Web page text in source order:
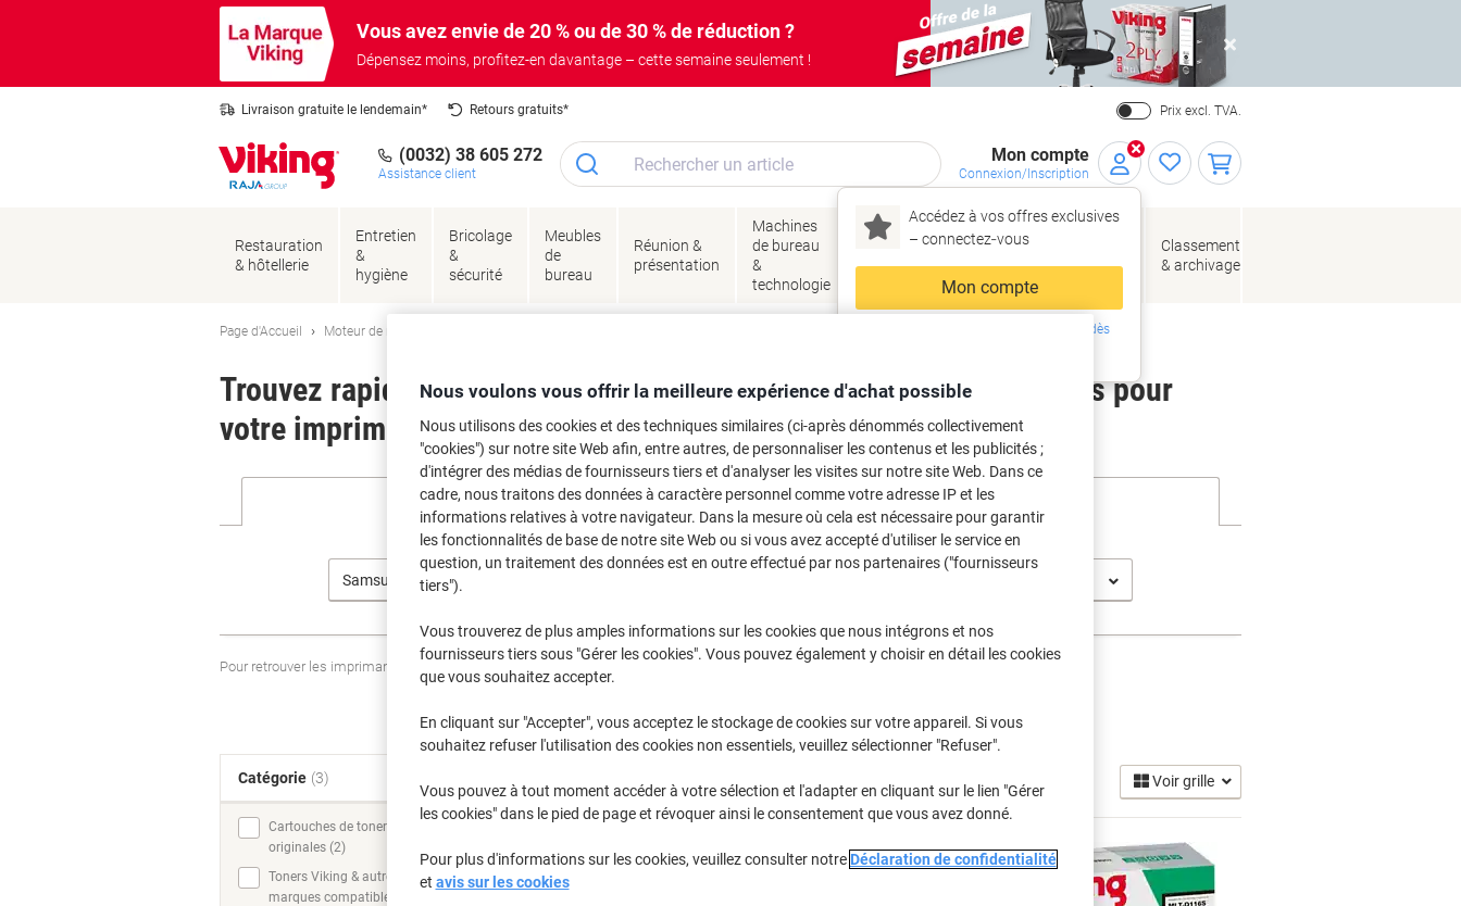
Vous avez envie de 20 % ou de 30 % de réduction ?
Dépensez moins, profitez-en davantage – cette semaine seulement !
Close
Livraison gratuite le lendemain* Retours gratuits* Prix excl. TVA.
(0032) 38 605 272
Assistance client
Mon compte
Connexion/Inscription
Accédez à vos offres exclusives
– connectez‑vous
Mon compte
Inscrivez-vous dès
Restauration
& hôtellerie
Entretien
&
hygiène
Bricolage
&
sécurité
Meubles
de
bureau
Réunion &
présentation
Machines
de bureau
&
technologie
Encres
Papier,
enveloppes
&
emballage
de bureau
Classement
& archivage
Page d'Accueil Moteur de recherche d'encre et toner
Trouvez rapidement les cartouches d'encre, toners ou les étiquettes pour
votre imprimante.
Sélectionner la marque, la gamme et le modèle
Samsung
Pour retrouver les imprimantes listées et/ou les cartouches précédemment achetées Se connecter
Samsung SL-M 2626 F Cartouches Toner (5)
Trier par : Voir grille
Catégorie (3)
Cartouches de toner
originales (2)
Toners Viking & autres
marques compatibles (2)
Nous voulons vous offrir la meilleure expérience d'achat possible
Nous utilisons des cookies et des techniques similaires (ci-après dénommés collectivement
"cookies") sur notre site Web afin, entre autres, de personnaliser les contenus et les publicités ;
d'intégrer des médias de fournisseurs tiers et d'analyser les visites sur notre site Web. Dans ce
cadre, nous traitons des données à caractère personnel comme votre adresse IP et les
informations relatives à votre navigateur. Dans la mesure où cela est nécessaire pour garantir
les fonctionnalités de base de notre site Web ou si vous avez accepté d'utiliser le service en
question, un traitement des données est en outre effectué par nos partenaires ("fournisseurs
tiers").
Vous trouverez de plus amples informations sur les cookies que nous intégrons et nos
fournisseurs tiers sous "Gérer les cookies". Vous pouvez également y choisir en détail les cookies
que vous souhaitez accepter.
En cliquant sur "Accepter", vous acceptez le stockage de cookies sur votre appareil. Si vous
souhaitez refuser l'utilisation des cookies non essentiels, veuillez sélectionner "Refuser".
Vous pouvez à tout moment accéder à votre sélection et l'adapter en cliquant sur le lien "Gérer
les cookies" dans le pied de page et révoquer ainsi le consentement que vous avez donné.
Pour plus d'informations sur les cookies, veuillez consulter notre Déclaration de confidentialité
et avis sur les cookies